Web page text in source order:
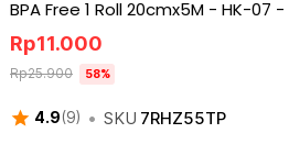
BPA Free 1 Roll 20cmx5M - HK-07 -
4.9(9) • SKU 7RHZ55TP
Rp11.000
Rp25.900 58%